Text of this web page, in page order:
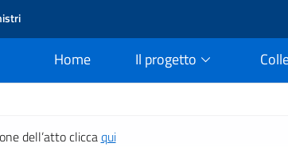
Home
current Il progetto
dell’atto cliccaqui